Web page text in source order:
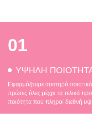
01
ΥΨΗΛΗ
Εφαρμόζουμε αυστηρό
πρώτες ύλες μέχρι τα τελικά
ποιότητα που πληροί διεθνή